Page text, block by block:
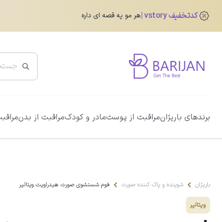
کدتخفیف vstory هر مو یه قصه ای داره
برندهای باریژانمراقبت از پوستمادر و کودکمراقبت از بدن پرفروش ترین ها
432,200تومان 345,760تومان باریژان شوینده و پاک کننده صورت فوم شستشوى صورت هیدراویت ویتالیر
ویتالیر